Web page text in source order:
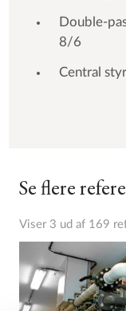
Double-
8/6
Central
Se flere
Viser 3 ud af 169